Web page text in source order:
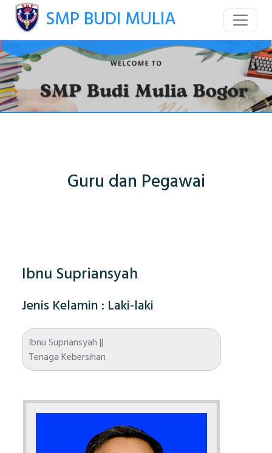
SMP BUDI MULIA
Guru dan Pegawai
Ibnu Supriansyah
Jenis Kelamin : Laki-laki
Ibnu Supriansyah ||
Tenaga Kebersihan